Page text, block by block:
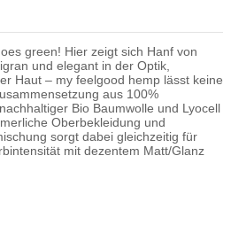
green! Hier zeigt sich Hanf von
und elegant in der Optik,
Haut – my feelgood hemp lässt keine
aus 100%
Bio Baumwolle und Lyocell
Oberbekleidung und
sorgt dabei gleichzeitig für
mit dezentem Matt/Glanz